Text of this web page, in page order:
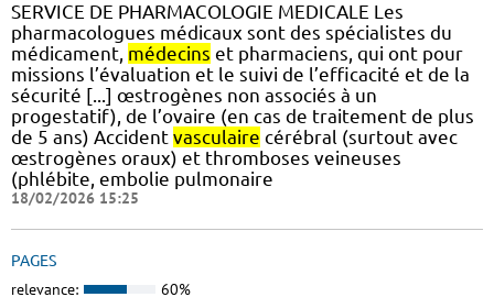
SERVICE DE PHARMACOLOGIE MEDICALE Les
pharmacologues médicaux sont des spécialistes du
médicament, médecins et pharmaciens, qui ont pour
missions l’évaluation et le suivi de l’efficacité et de la
sécurité [...] œstrogènes non associés à un
progestatif), de l’ovaire (en cas de traitement de plus
de 5 ans) Accident vasculaire cérébral (surtout avec
œstrogènes oraux) et thromboses veineuses
(phlébite, embolie pulmonaire
18/02/2026 15:25
PAGES
relevance: 60%